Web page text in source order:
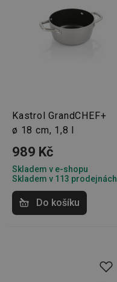
Kastrol GrandCHEF+
ø 18 cm, 1,8 l
989 Kč
Skladem v e-shopu
Skladem v 113 prodejnách
Do košíku